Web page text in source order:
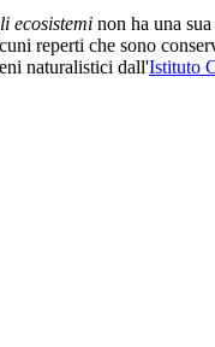
ecosistemi non ha una
reperti che sono
naturalistici dall'Istituto